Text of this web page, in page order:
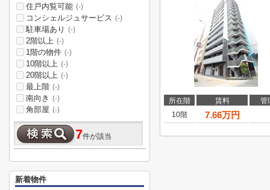
所在階 賃料
管
10階
7.66万円
住戸内覧可能 (-)
コンシェルジュサービス (-)
駐車場あり (-)
2階以上 (-)
1階の物件 (-)
10階以上 (-)
20階以上 (-)
最上階 (-)
南向き (-)
角部屋 (-)
7件が該当
新着物件